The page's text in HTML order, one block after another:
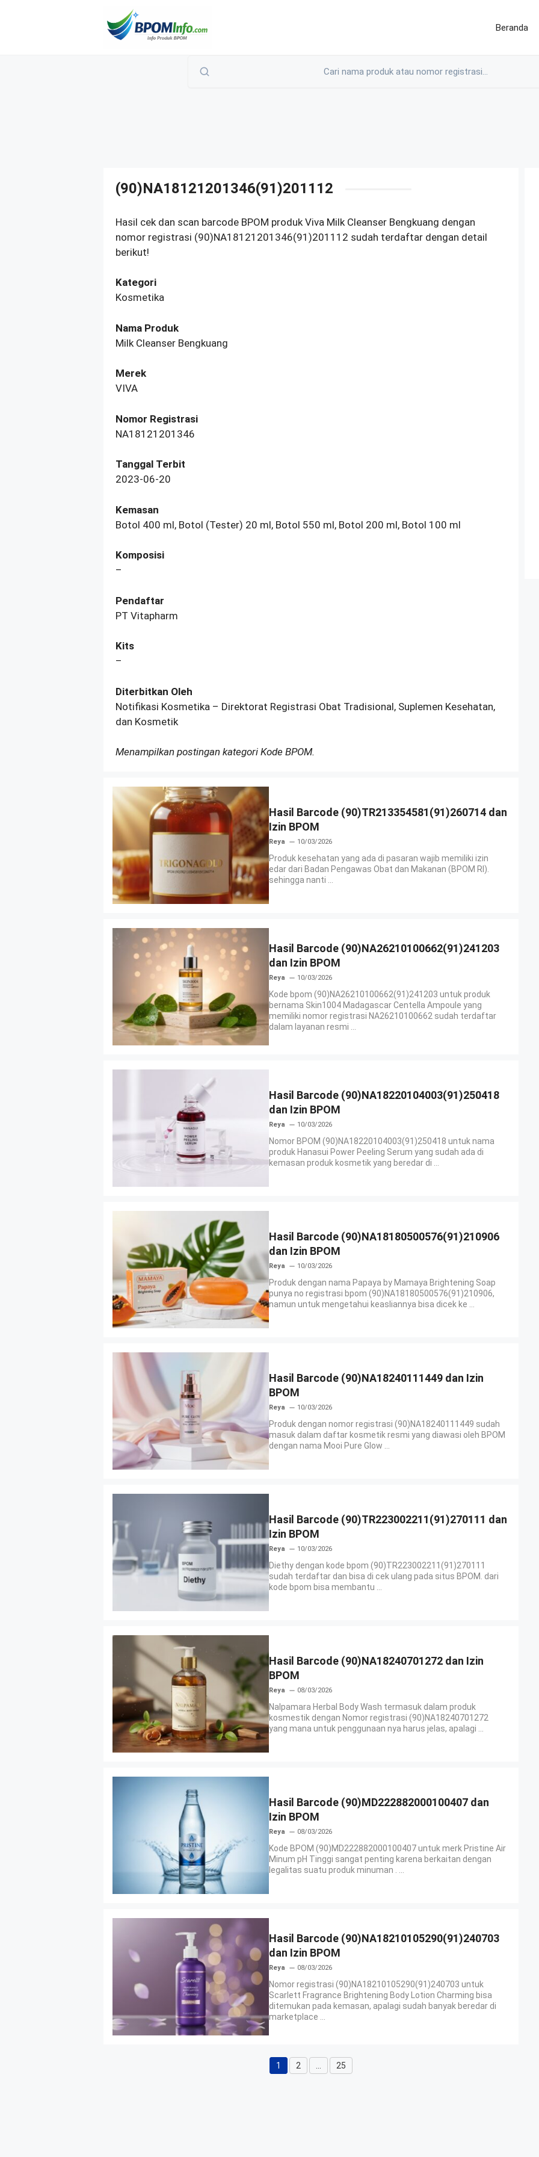
Beranda
(90)NA18121201346(91)201112
Hasil cek dan scan barcode BPOM produk Viva Milk Cleanser Bengkuang dengan
nomor registrasi (90)NA18121201346(91)201112 sudah terdaftar dengan detail
berikut!
Kategori
Kosmetika
Nama Produk
Milk Cleanser Bengkuang
Merek
VIVA
Nomor Registrasi
NA18121201346
Tanggal Terbit
2023-06-20
Kemasan
Botol 400 ml, Botol (Tester) 20 ml, Botol 550 ml, Botol 200 ml, Botol 100 ml
Komposisi
–
Pendaftar
PT Vitapharm
Kits
–
Diterbitkan Oleh
Notifikasi Kosmetika – Direktorat Registrasi Obat Tradisional, Suplemen Kesehatan,
dan Kosmetik
Menampilkan postingan kategori Kode BPOM.
Hasil Barcode (90)TR213354581(91)260714 dan
Izin BPOM
Reya 10/03/2026
Produk kesehatan yang ada di pasaran wajib memiliki izin
edar dari Badan Pengawas Obat dan Makanan (BPOM RI).
sehingga nanti ...
Hasil Barcode (90)NA26210100662(91)241203
dan Izin BPOM
Reya 10/03/2026
Kode bpom (90)NA26210100662(91)241203 untuk produk
bernama Skin1004 Madagascar Centella Ampoule yang
memiliki nomor registrasi NA26210100662 sudah terdaftar
dalam layanan resmi ...
Hasil Barcode (90)NA18220104003(91)250418
dan Izin BPOM
Reya 10/03/2026
Nomor BPOM (90)NA18220104003(91)250418 untuk nama
produk Hanasui Power Peeling Serum yang sudah ada di
kemasan produk kosmetik yang beredar di ...
Hasil Barcode (90)NA18180500576(91)210906
dan Izin BPOM
Reya 10/03/2026
Produk dengan nama Papaya by Mamaya Brightening Soap
punya no registrasi bpom (90)NA18180500576(91)210906,
namun untuk mengetahui keasliannya bisa dicek ke ...
Hasil Barcode (90)NA18240111449 dan Izin
BPOM
Reya 10/03/2026
Produk dengan nomor registrasi (90)NA18240111449 sudah
masuk dalam daftar kosmetik resmi yang diawasi oleh BPOM
dengan nama Mooi Pure Glow ...
Hasil Barcode (90)TR223002211(91)270111 dan
Izin BPOM
Reya 10/03/2026
Diethy dengan kode bpom (90)TR223002211(91)270111
sudah terdaftar dan bisa di cek ulang pada situs BPOM. dari
kode bpom bisa membantu ...
Hasil Barcode (90)NA18240701272 dan Izin
BPOM
Reya 08/03/2026
Nalpamara Herbal Body Wash termasuk dalam produk
kosmestik dengan Nomor registrasi (90)NA18240701272
yang mana untuk penggunaan nya harus jelas, apalagi ...
Hasil Barcode (90)MD222882000100407 dan
Izin BPOM
Reya 08/03/2026
Kode BPOM (90)MD222882000100407 untuk merk Pristine Air
Minum pH Tinggi sangat penting karena berkaitan dengan
legalitas suatu produk minuman . ...
Hasil Barcode (90)NA18210105290(91)240703
dan Izin BPOM
Reya 08/03/2026
Nomor registrasi (90)NA18210105290(91)240703 untuk
Scarlett Fragrance Brightening Body Lotion Charming bisa
ditemukan pada kemasan, apalagi sudah banyak beredar di
marketplace ...
Halaman
1 Halaman
2 … Halaman
25